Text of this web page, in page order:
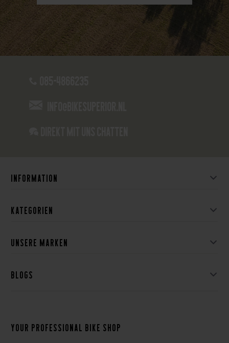
Information
Kategorien
Unsere Marken
Blogs
Your professional bike shop